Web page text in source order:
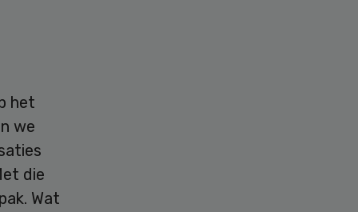
het
we
die
Wat